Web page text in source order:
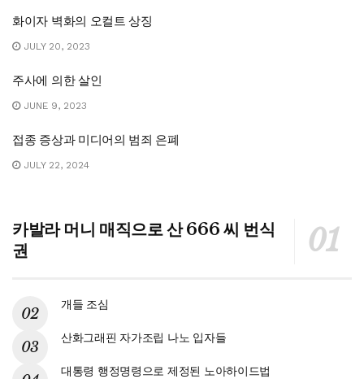
화이자 벽화의 오컬트 상징
JULY 20, 2023
주사에 의한 살인
JUNE 9, 2023
접종 증상과 미디어의 범죄 은폐
JULY 22, 2024
카발라 머니 매직으로 산 666 씨 번식
권
개들 조심
산화그래핀 자가조립 나노 입자들
대통령 행정명령으로 제정된 노아하이드법